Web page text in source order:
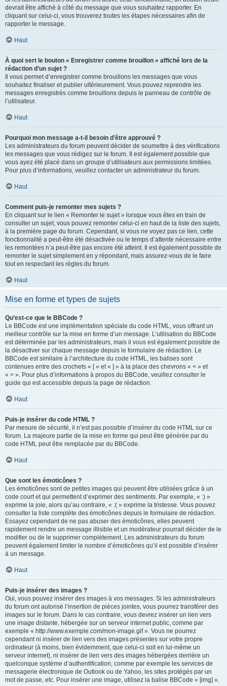
devrait être affiché à côté du message que vous souhaitez rapporter. En
cliquant sur celui-ci, vous trouverez toutes les étapes nécessaires afin de
rapporter le message.
Haut
À quoi sert le bouton « Enregistrer comme brouillon » affiché lors de la
rédaction d’un sujet ?
Il vous permet d’enregistrer comme brouillons les messages que vous
souhaitez finaliser et publier ultérieurement. Vous pouvez reprendre les
messages enregistrés comme brouillons depuis le panneau de contrôle de
l’utilisateur.
Haut
Pourquoi mon message a-t-il besoin d’être approuvé ?
Les administrateurs du forum peuvent décider de soumettre à des vérifications
les messages que vous rédigez sur le forum. Il est également possible que
vous ayez été placé dans un groupe d’utilisateurs aux permissions limitées.
Pour plus d’informations, veuillez contacter un administrateur du forum.
Haut
Comment puis-je remonter mes sujets ?
En cliquant sur le lien « Remonter le sujet » lorsque vous êtes en train de
consulter un sujet, vous pouvez remonter celui-ci en haut de la liste des sujets,
à la première page du forum. Cependant, si vous ne voyez pas ce lien, cette
fonctionnalité a peut-être été désactivée ou le temps d’attente nécessaire entre
les remontées n’a peut-être pas encore été atteint. Il est également possible de
remonter le sujet simplement en y répondant, mais assurez-vous de le faire
tout en respectant les règles du forum.
Haut
Mise en forme et types de sujets
Qu’est-ce que le BBCode ?
Le BBCode est une implémentation spéciale du code HTML, vous offrant un
meilleur contrôle sur la mise en forme d’un message. L’utilisation du BBCode
est déterminée par les administrateurs, mais il vous est également possible de
la désactiver sur chaque message depuis le formulaire de rédaction. Le
BBCode est similaire à l’architecture du code HTML, les balises sont
contenues entre des crochets « [ » et « ] » à la place des chevrons « < » et
« > ». Pour plus d’informations à propos du BBCode, veuillez consulter le
guide qui est accessible depuis la page de rédaction.
Haut
Puis-je insérer du code HTML ?
Par mesure de sécurité, il n’est pas possible d’insérer du code HTML sur ce
forum. La majeure partie de la mise en forme qui peut être générée par du
code HTML peut être remplacée par du BBCode.
Haut
Que sont les émoticônes ?
Les émoticônes sont de petites images qui peuvent être utilisées grâce à un
code court et qui permettent d’exprimer des sentiments. Par exemple, « :) »
exprime la joie, alors qu’au contraire, « :( » exprime la tristesse. Vous pouvez
consulter la liste complète des émoticônes depuis le formulaire de rédaction.
Essayez cependant de ne pas abuser des émoticônes, elles peuvent
rapidement rendre un message illisible et un modérateur pourrait décider de le
modifier ou de le supprimer complètement. Les administrateurs du forum
peuvent également limiter le nombre d’émoticônes qu’il est possible d’insérer
à un message.
Haut
Puis-je insérer des images ?
Oui, vous pouvez insérer des images à vos messages. Si les administrateurs
du forum ont autorisé l’insertion de pièces jointes, vous pourrez transférer des
images sur le forum. Dans le cas contraire, vous devrez insérer un lien vers
une image distante, hébergée sur un serveur internet public, comme par
exemple « http://www.exemple.com/mon-image.gif ». Vous ne pourrez
cependant ni insérer de lien vers des images présentes sur votre propre
ordinateur (à moins, bien évidemment, que celui-ci soit en lui-même un
serveur internet), ni insérer de lien vers des images hébergées derrière un
quelconque système d’authentification, comme par exemple les services de
messagerie électronique de Outlook ou de Yahoo, les sites protégés par un
mot de passe, etc. Pour insérer une image, utilisez la balise BBCode « [img] ».